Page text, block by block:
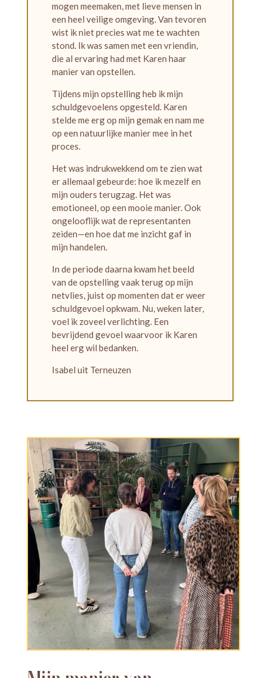
mogen meemaken, met lieve mensen in
een heel veilige omgeving. Van tevoren
wist ik niet precies wat me te wachten
stond. Ik was samen met een vriendin,
die al ervaring had met Karen haar
manier van opstellen.
Tijdens mijn opstelling heb ik mijn
schuldgevoelens opgesteld. Karen
stelde me erg op mijn gemak en nam me
op een natuurlijke manier mee in het
proces.
Het was indrukwekkend om te zien wat
er allemaal gebeurde: hoe ik mezelf en
mijn ouders terugzag. Het was
emotioneel, op een mooie manier. Ook
ongelooflijk wat de representanten
zeiden—en hoe dat me inzicht gaf in
mijn handelen.
In de periode daarna kwam het beeld
van de opstelling vaak terug op mijn
netvlies, juist op momenten dat er weer
schuldgevoel opkwam. Nu, weken later,
voel ik zoveel verlichting. Een
bevrijdend gevoel waarvoor ik Karen
heel erg wil bedanken.
Isabel uit Terneuzen